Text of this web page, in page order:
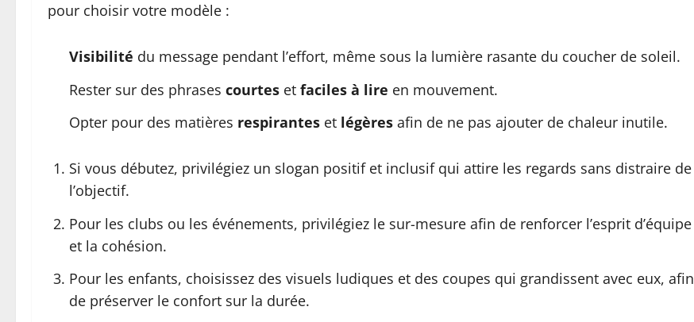
pour choisir votre modèle :
Visibilité du message pendant l’effort, même sous la lumière rasante du coucher de soleil.
Rester sur des phrases courtes et faciles à lire en mouvement.
Opter pour des matières respirantes et légères afin de ne pas ajouter de chaleur inutile.
Si vous débutez, privilégiez un slogan positif et inclusif qui attire les regards sans distraire de
l’objectif.
Pour les clubs ou les événements, privilégiez le sur-mesure afin de renforcer l’esprit d’équipe
et la cohésion.
Pour les enfants, choisissez des visuels ludiques et des coupes qui grandissent avec eux, afin
de préserver le confort sur la durée.